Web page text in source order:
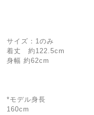
サイズ：1のみ
着丈 約122.5cm
身幅 約62cm
*モデル身長
160cm